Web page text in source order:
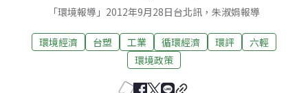
「環境報導」2012年9月28日台北訊，朱淑娟報導
環境經濟 台塑 工業 循環經濟 環評
六輕
環境政策